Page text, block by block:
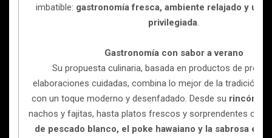
imbatible: gastronomía fresca, ambiente relajado y una
privilegiada.
Gastronomía con sabor a verano
Su propuesta culinaria, basada en productos de
elaboraciones cuidadas, combina lo mejor de la tradición
con un toque moderno y desenfadado. Desde su rincón
nachos y fajitas, hasta platos frescos y sorprendentes
de pescado blanco, el poke hawaiano y la sabrosa